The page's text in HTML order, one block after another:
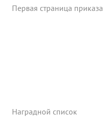
Первая страница приказа
Наградной список